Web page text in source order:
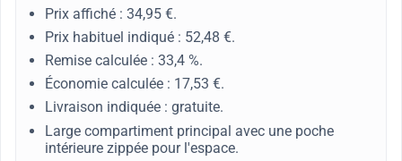
Prix affiché : 34,95 €.
Prix habituel indiqué : 52,48 €.
Remise calculée : 33,4 %.
Économie calculée : 17,53 €.
Livraison indiquée : gratuite.
Large compartiment principal avec une poche
intérieure zippée pour l'espace.